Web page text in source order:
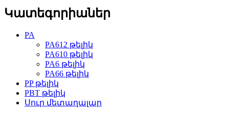
Կատեգորիաներ
PA
PA612 թելիկ
PA610 թելիկ
PA6 թելիկ
PA66 թելիկ
PP թելիկ
PBT թելիկ
Սուր մետաղալար